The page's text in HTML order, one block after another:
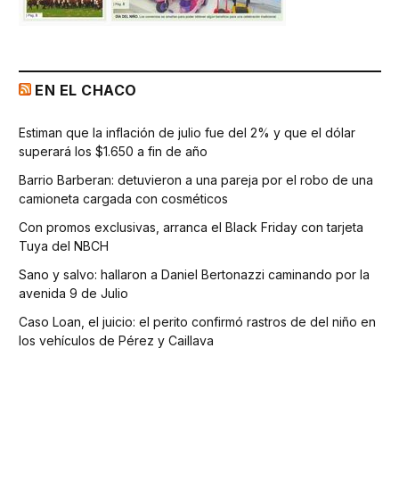
EN EL CHACO
Estiman que la inflación de julio fue del 2% y que el dólar
superará los $1.650 a fin de año
Barrio Barberan: detuvieron a una pareja por el robo de una
camioneta cargada con cosméticos
Con promos exclusivas, arranca el Black Friday con tarjeta
Tuya del NBCH
Sano y salvo: hallaron a Daniel Bertonazzi caminando por la
avenida 9 de Julio
Caso Loan, el juicio: el perito confirmó rastros de del niño en
los vehículos de Pérez y Caillava